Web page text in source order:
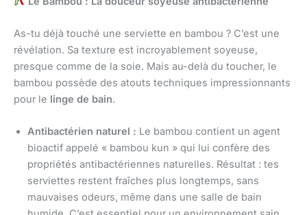
As-tu déjà touché une serviette en bambou ? C’est une
révélation. Sa texture est incroyablement soyeuse,
presque comme de la soie. Mais au-delà du toucher, le
bambou possède des atouts techniques impressionnants
pour le linge de bain.
Antibactérien naturel : Le bambou contient un agent
bioactif appelé « bambou kun » qui lui confère des
propriétés antibactériennes naturelles. Résultat : tes
serviettes restent fraîches plus longtemps, sans
mauvaises odeurs, même dans une salle de bain